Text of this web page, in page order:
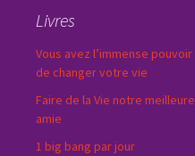
Livres
Vous avez l’immense pouvoir
de changer votre vie
Faire de la Vie notre meilleure
amie
1 big bang par jour